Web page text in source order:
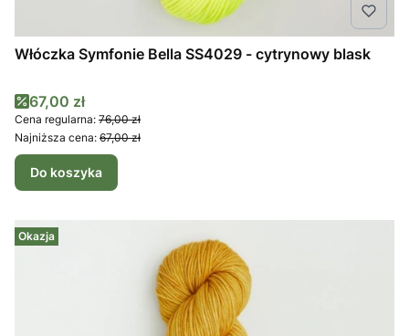
Włóczka Symfonie Bella SS4029 - cytrynowy blask
Cena promocyjna
67,00 zł
Cena regularna: 76,00 zł
Najniższa cena: 67,00 zł
Do koszyka
Okazja